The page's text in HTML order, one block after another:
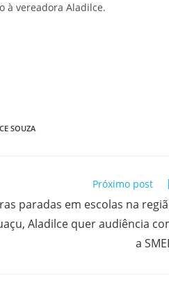
à vereadora Aladilce.
SOUZA
Próximo post
paradas em escolas na
Aladilce quer audiência
a